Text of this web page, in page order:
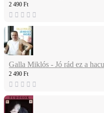
2 490 Ft
Galla Miklós - Jó rád ez a
2 490 Ft